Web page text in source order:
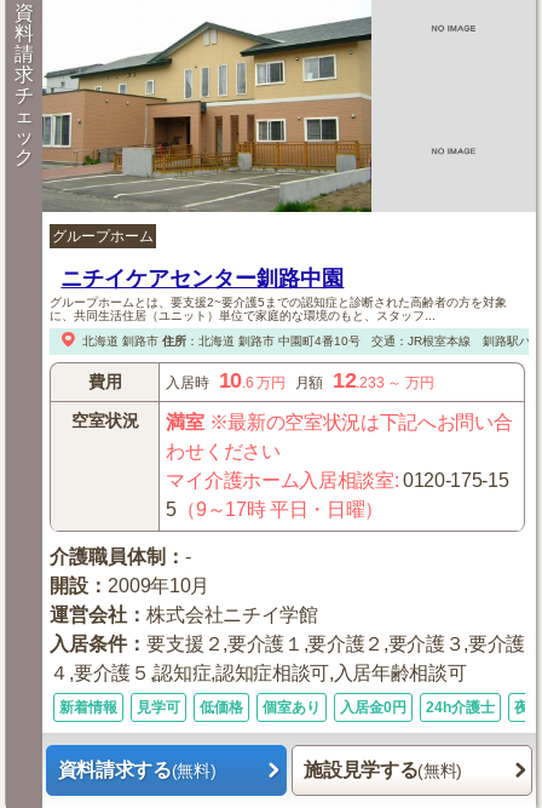
資
料
請
求
チ
ェ
ッ
ク
グループホーム
ニチイケアセンター釧路中園
グループホームとは、要支援2~要介護5までの認知症と診断された高齢者の方を対象
に、共同生活住居（ユニット）単位で家庭的な環境のもと、スタッフ...
北海道 釧路市 住所： 北海道 釧路市中園町4番10号 交通：JR根室本線 釧路駅バ
費用 入居時 10.6 万円 月額 12.233 ～ 万円
空室状況 満室※最新の空室状況は下記へお問い合
わせください
マイ介護ホーム入居相談室:0120-175-15
5 （9～17時 平日・日曜）
介護職員体制 ：-
開設 ： 2009年10月
運営会社 ：株式会社ニチイ学館
入居条件：要支援２,要介護１,要介護２,要介護３,要介護
４,要介護５,認知症,認知症相談可,入居年齢相談可
新着情報 見学可 低価格 個室あり 入居金0円 24h介護士 夜
資料請求する(無料) 施設見学する(無料)